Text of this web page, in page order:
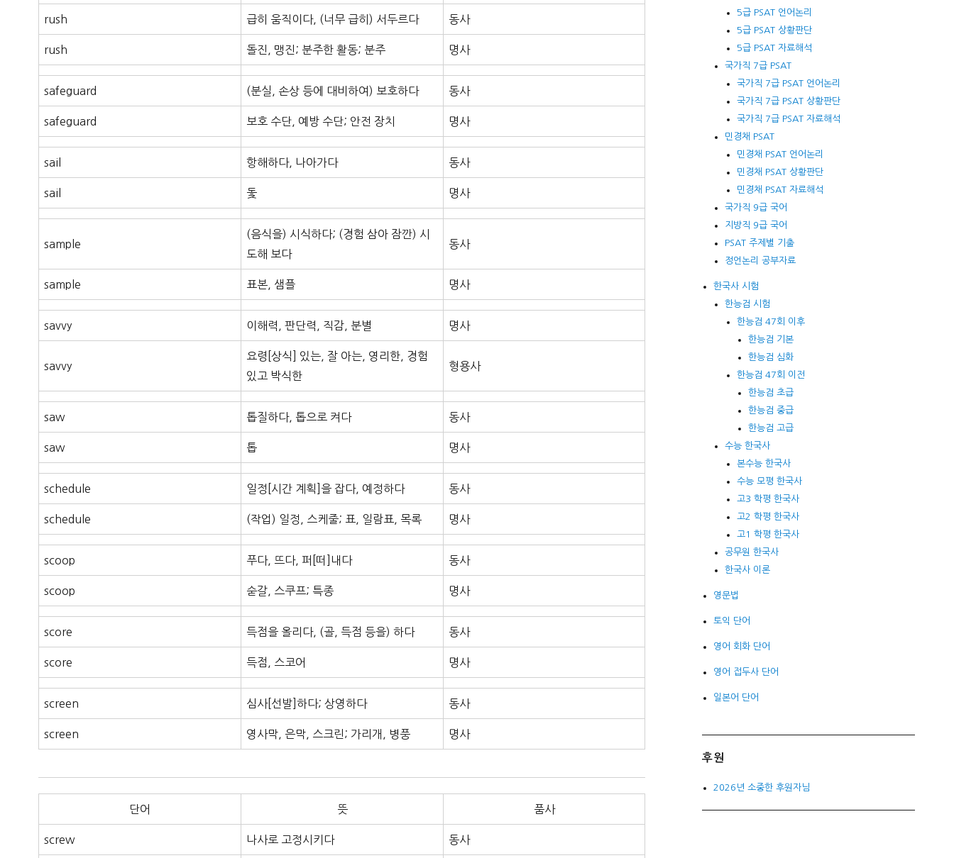
rush 급히 움직이다, (너무 급히) 서두르다 동사
rush 돌진, 맹진; 분주한 활동; 분주 명사
safeguard (분실, 손상 등에 대비하여) 보호하다 동사
safeguard 보호 수단, 예방 수단; 안전 장치 명사
sail 항해하다, 나아가다 동사
sail 돛 명사
sample
(음식을) 시식하다; (경험 삼아 잠깐) 시
도해 보다
동사
sample 표본, 샘플 명사
savvy 이해력, 판단력, 직감, 분별 명사
savvy
요령[상식] 있는, 잘 아는, 영리한, 경험
있고 박식한
형용사
saw 톱질하다, 톱으로 켜다 동사
saw 톱 명사
schedule 일정[시간 계획]을 잡다, 예정하다 동사
schedule (작업) 일정, 스케줄; 표, 일람표, 목록 명사
scoop 푸다, 뜨다, 퍼[떠]내다 동사
scoop 숟갈, 스쿠프; 특종 명사
score 득점을 올리다, (골, 득점 등을) 하다 동사
score 득점, 스코어 명사
screen 심사[선발]하다; 상영하다 동사
screen 영사막, 은막, 스크린; 가리개, 병풍 명사
단어 뜻 품사
screw 나사로 고정시키다 동사
5급 PSAT 언어논리
5급 PSAT 상황판단
5급 PSAT 자료해석
국가직 7급 PSAT
국가직 7급 PSAT 언어논리
국가직 7급 PSAT 상황판단
국가직 7급 PSAT 자료해석
민경채 PSAT
민경채 PSAT 언어논리
민경채 PSAT 상황판단
민경채 PSAT 자료해석
국가직 9급 국어
지방직 9급 국어
PSAT 주제별 기출
정언논리 공부자료
한국사 시험
한능검 시험
한능검 47회 이후
한능검 기본
한능검 심화
한능검 47회 이전
한능검 초급
한능검 중급
한능검 고급
수능 한국사
본수능 한국사
수능 모평 한국사
고3 학평 한국사
고2 학평 한국사
고1 학평 한국사
공무원 한국사
한국사 이론
영문법
토익 단어
영어 회화 단어
영어 접두사 단어
일본어 단어
후원
2026년 소중한 후원자님